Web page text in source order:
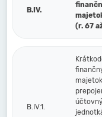
B.IV.
(r. 67
B.IV.1.